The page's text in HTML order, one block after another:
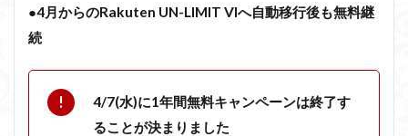
●4月からのRakuten UN-LIMIT VIへ自動移行後も無料継
続
4/7(水)に1年間無料キャンペーンは終了す
ることが決まりました